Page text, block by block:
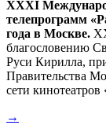
ХХХI
телепрограмм
года в Москве.
благословению
Руси Кирилла,
Правительства
сети
→